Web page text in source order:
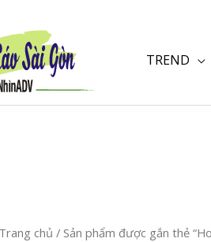
TREND
Trang chủ / Sản phẩm được gắn thẻ